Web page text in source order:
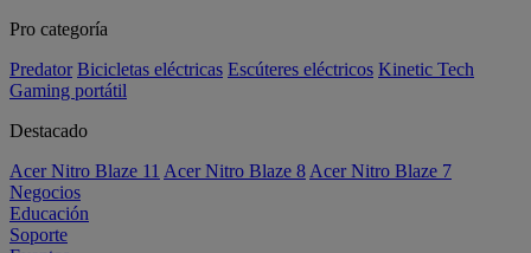
Pro categoría
Predator Bicicletas eléctricas Escúteres eléctricos Kinetic Tech
Gaming portátil
Destacado
Acer Nitro Blaze 11 Acer Nitro Blaze 8 Acer Nitro Blaze 7
Negocios
Educación
Soporte